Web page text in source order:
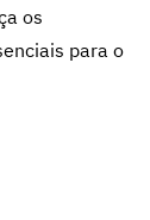
os
para o